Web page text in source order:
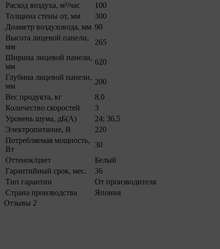
Расход воздуха, м³/час
100
Толщина стены от, мм
300
Диаметр воздуховода, мм 90
Высота лицевой панели,
мм
265
Ширина лицевой панели,
мм
620
Глубина лицевой панели,
мм
200
Вес продукта, кг
8.0
Количество скоростей
3
Уровень шума, дБ(А)
24; 36,5
Электропитание, В
220
Потребляемая мощность,
Вт
30
Оттенок/цвет
Белый
Гарантийный срок, мес.
36
Тип гарантии
От производителя
Страна производства
Япония
Отзывы 2